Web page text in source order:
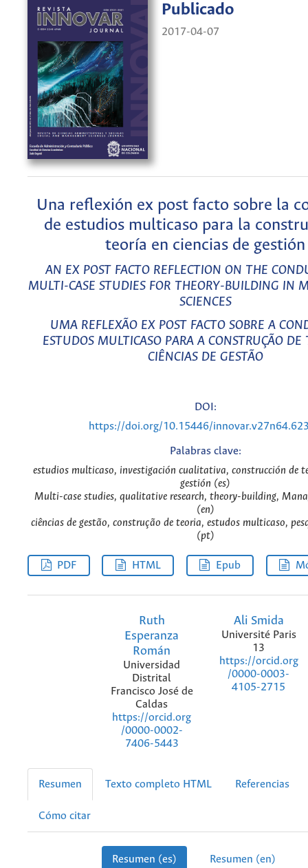
Publicado
2017-04-07
Una reflexión ex post facto sobre la
de estudios multicaso para la
teoría en ciencias de gestión
AN EX POST FACTO REFLECTION ON THE
MULTI-CASE STUDIES FOR THEORY-BUILDING IN
SCIENCES
UMA REFLEXÃO EX POST FACTO SOBRE A
ESTUDOS MULTICASO PARA A CONSTRUÇÃO
CIÊNCIAS DE GESTÃO
DOI:
https://doi.org/10.15446/
Palabras clave:
estudios multicaso, investigación cualitativa, construcción de
gestión (es)
Multi-case studies, qualitative research, theory-building,
(en)
ciências de gestão, construção de teoria, estudos multicaso,
(pt)
PDF HTML Epub
Ruth
Esperanza
Román
Universidad
Distrital
Francisco José de
Caldas
https://orcid.org
/0000-0002-
7406-5443
Ali Smida
Université Paris
13
https://orcid.org
/0000-0003-
4105-2715
Resumen Texto completo HTML Referencias
Cómo citar
Resumen (es) Resumen (en)